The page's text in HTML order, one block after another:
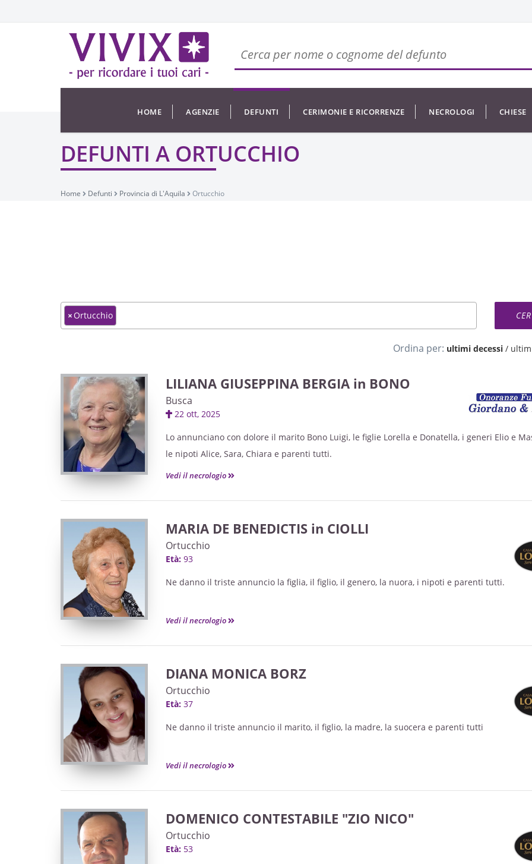
HOME AGENZIE DEFUNTI CERIMONIE E RICORRENZE NECROLOGI CHIESE
DEFUNTI A ORTUCCHIO
Home Defunti Provincia di L'Aquila Ortucchio
×Ortucchio
Ordina per: ultimi decessi/
LILIANA GIUSEPPINA BERGIA in BONO
Busca
22 ott, 2025
Lo annunciano con dolore il marito Bono Luigi, le figlie Lorella e Donatella, i generi Elio e
le nipoti Alice, Sara, Chiara e parenti tutti.
Vedi il necrologio
MARIA DE BENEDICTIS in CIOLLI
Ortucchio
Età: 93
Ne danno il triste annuncio la figlia, il figlio, il genero, la nuora, i nipoti e parenti tutti.
Vedi il necrologio
DIANA MONICA BORZ
Ortucchio
Età: 37
Ne danno il triste annuncio il marito, il figlio, la madre, la suocera e parenti tutti
Vedi il necrologio
DOMENICO CONTESTABILE "ZIO NICO"
Ortucchio
Età: 53